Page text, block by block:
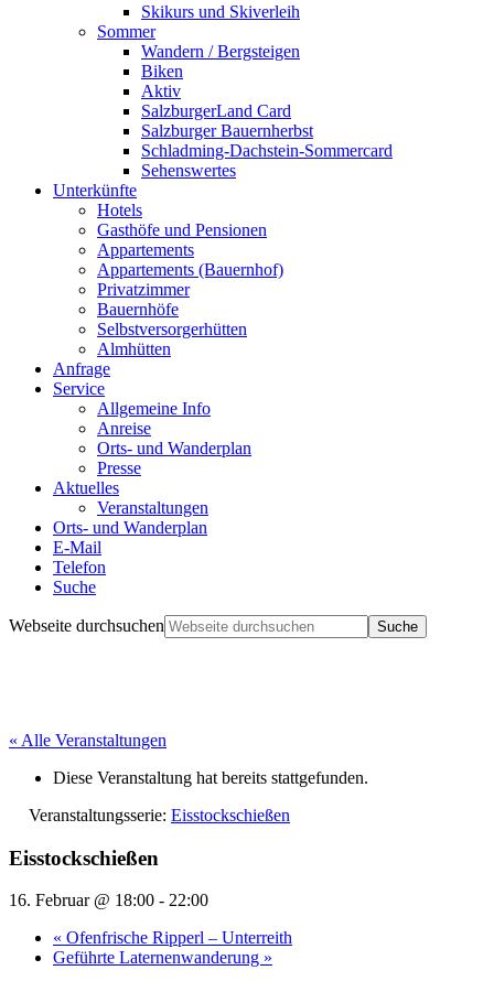
Skikurs und Skiverleih
Sommer
Wandern / Bergsteigen
Biken
Aktiv
SalzburgerLand Card
Salzburger Bauernherbst
Schladming-Dachstein-Sommercard
Sehenswertes
Unterkünfte
Hotels
Gasthöfe und Pensionen
Appartements
Appartements (Bauernhof)
Privatzimmer
Bauernhöfe
Selbstversorgerhütten
Almhütten
Anfrage
Service
Allgemeine Info
Anreise
Orts- und Wanderplan
Presse
Aktuelles
Veranstaltungen
Orts- und Wanderplan
E-Mail
Telefon
Suche
Webseite durchsuchen
« Alle Veranstaltungen
Diese Veranstaltung hat bereits stattgefunden.
Veranstaltungsserie: Eisstockschießen
Eisstockschießen
16. Februar @ 18:00 - 22:00
« Ofenfrische Ripperl – Unterreith
Geführte Laternenwanderung »